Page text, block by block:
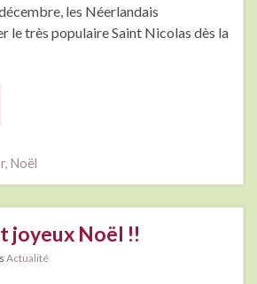
les Néerlandais
le très populaire Saint Nicolas dès la
, Noël
joyeux Noël !!
Actualité